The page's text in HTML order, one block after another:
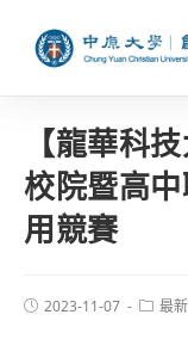
【龍華科
校院暨高
用競賽
2023-11-07 最